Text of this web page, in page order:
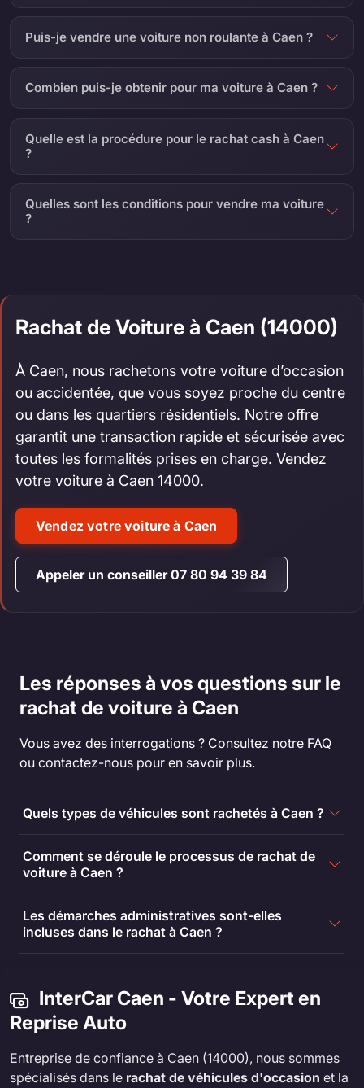
Puis-je vendre une voiture non roulante à Caen ?
Combien puis-je obtenir pour ma voiture à Caen ?
Quelle est la procédure pour le rachat cash à Caen
?
Quelles sont les conditions pour vendre ma voiture
?
Rachat de Voiture à Caen (14000)
À Caen, nous rachetons votre voiture d’occasion
ou accidentée, que vous soyez proche du centre
ou dans les quartiers résidentiels. Notre offre
garantit une transaction rapide et sécurisée avec
toutes les formalités prises en charge. Vendez
votre voiture à Caen 14000.
Vendez votre voiture à Caen
Appeler un conseiller 07 80 94 39 84
Les réponses à vos questions sur le
rachat de voiture à Caen
Vous avez des interrogations ? Consultez notre FAQ
ou contactez-nous pour en savoir plus.
Quels types de véhicules sont rachetés à Caen ?
Comment se déroule le processus de rachat de
voiture à Caen ?
Les démarches administratives sont-elles
incluses dans le rachat à Caen ?
InterCar Caen - Votre Expert en
Reprise Auto
Entreprise de confiance à Caen (14000), nous sommes
spécialisés dans le rachat de véhicules d'occasion et la